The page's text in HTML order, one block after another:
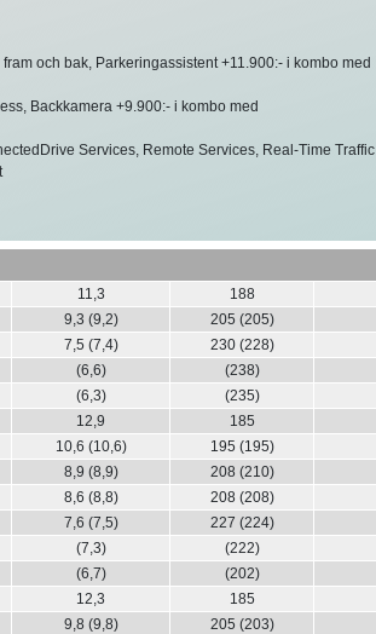
och bak, Parkeringassistent +11.900:- i kombo med
Backkamera +9.900:- i kombo med
Services, Remote Services, Real-Time Traffic
11,3 188
9,3 (9,2) 205 (205)
7,5 (7,4) 230 (228)
(6,6) (238)
(6,3) (235)
12,9 185
10,6 (10,6) 195 (195)
8,9 (8,9) 208 (210)
8,6 (8,8) 208 (208)
7,6 (7,5) 227 (224)
(7,3) (222)
(6,7) (202)
12,3 185
9,8 (9,8) 205 (203)